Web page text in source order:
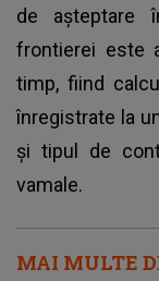
de aşteptare
frontierei este
timp, fiind
înregistrate la
și tipul de
vamale.
MAI MULTE